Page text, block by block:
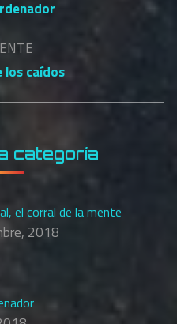
los caídos
categoría
el corral de la mente
2018